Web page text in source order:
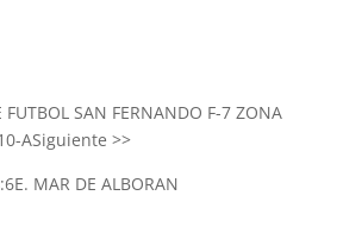
FUTBOL SAN FERNANDO F-7 ZONA
ASiguiente >>
E. MAR DE ALBORAN